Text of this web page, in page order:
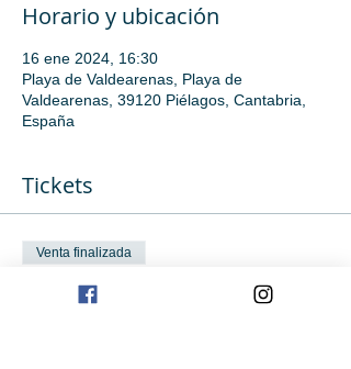
Horario y ubicación
16 ene 2024, 16:30
Playa de Valdearenas, Playa de
Valdearenas, 39120 Piélagos, Cantabria,
España
Tickets
Venta finalizada
Tipo de entrada